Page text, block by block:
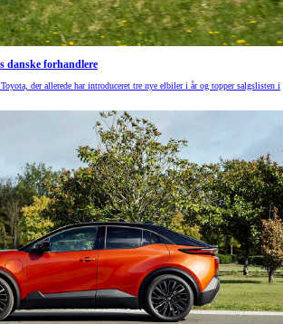
danske forhandlere
der allerede har introduceret tre nye elbiler i år og topper salgslisten i